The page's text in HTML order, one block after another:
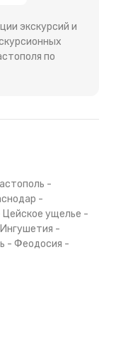
экскурсий и
по
-
-
Цейское ущелье -
-
- Феодосия -